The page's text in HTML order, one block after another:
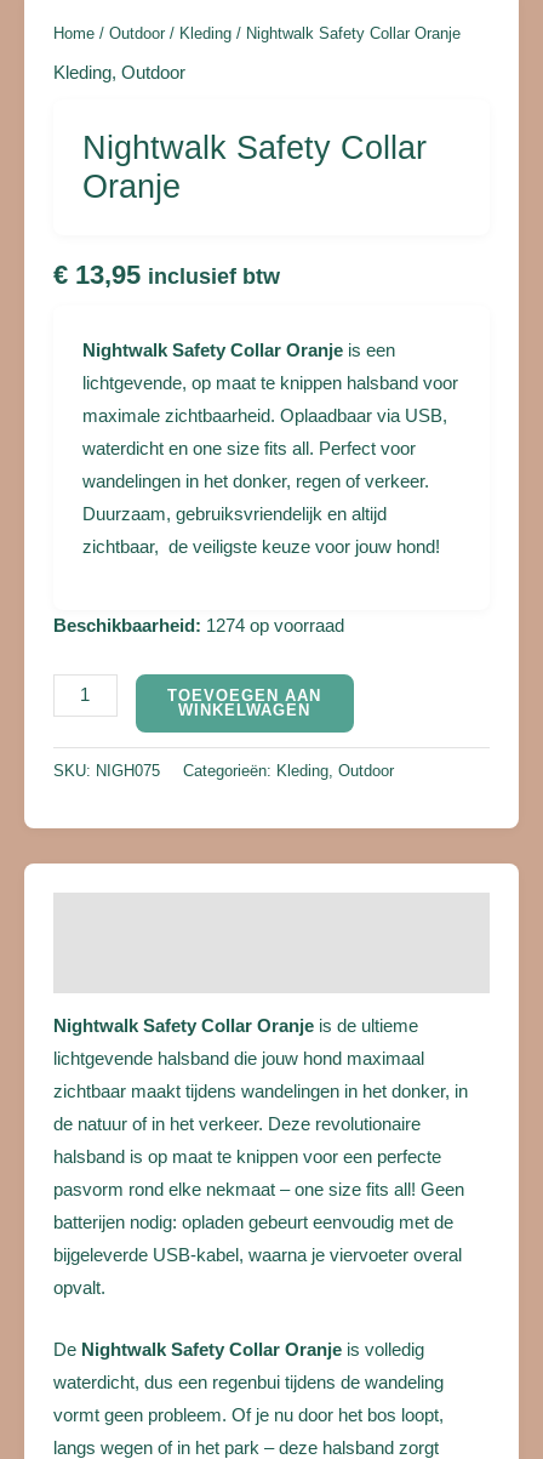
Home / Outdoor / Kleding / Nightwalk Safety Collar Oranje
Kleding, Outdoor
Nightwalk Safety Collar
Oranje
€ 13,95 inclusief btw
Nightwalk Safety Collar Oranje is een
lichtgevende, op maat te knippen halsband voor
maximale zichtbaarheid. Oplaadbaar via USB,
waterdicht en one size fits all. Perfect voor
wandelingen in het donker, regen of verkeer.
Duurzaam, gebruiksvriendelijk en altijd
zichtbaar, de veiligste keuze voor jouw hond!
Beschikbaarheid: 1274 op voorraad
TOEVOEGEN AAN
WINKELWAGEN
SKU: NIGH075 Categorieën: Kleding, Outdoor
Nightwalk Safety Collar Oranje is de ultieme
lichtgevende halsband die jouw hond maximaal
zichtbaar maakt tijdens wandelingen in het donker, in
de natuur of in het verkeer. Deze revolutionaire
halsband is op maat te knippen voor een perfecte
pasvorm rond elke nekmaat – one size fits all! Geen
batterijen nodig: opladen gebeurt eenvoudig met de
bijgeleverde USB-kabel, waarna je viervoeter overal
opvalt.
De Nightwalk Safety Collar Oranje is volledig
waterdicht, dus een regenbui tijdens de wandeling
vormt geen probleem. Of je nu door het bos loopt,
langs wegen of in het park – deze halsband zorgt